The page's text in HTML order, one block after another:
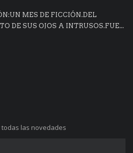
MES DE FICCIÓN.DEL
DE SUS OJOS A INTRUSOS.FUE...
las novedades